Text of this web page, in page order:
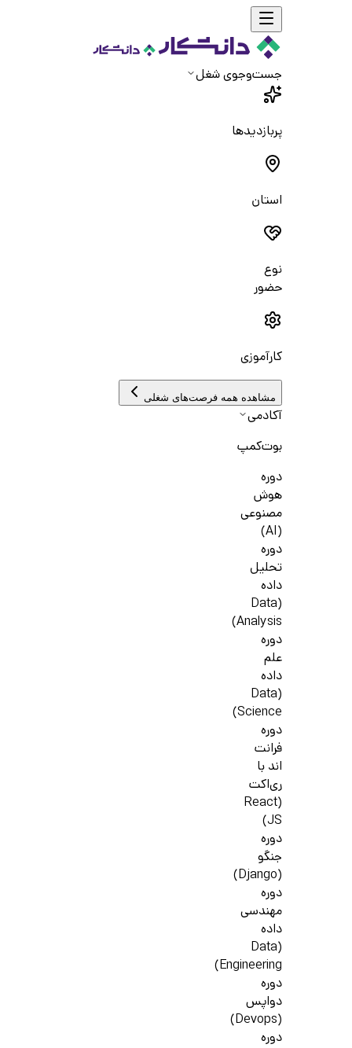
جست‌و‌جوی شغل
پربازدیدها
استان
نوع
حضور
کارآموزی
مشاهده همه فرصت‌های شغلی
آکادمی
بوت‌کمپ
دوره
هوش
مصنوعی
(AI)
دوره
تحلیل
داده
(Data
Analysis)
دوره
علم
داده
(Data
Science)
دوره
فرانت
اند با
ری‌اکت
(React
JS)
دوره
جنگو
(Django)
دوره
مهندسی
داده
(Data
Engineering)
دوره
دواپس
(Devops)
دوره